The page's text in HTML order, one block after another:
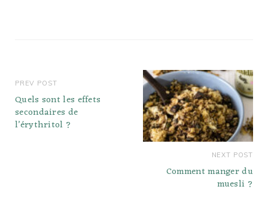
PREV POST
Quels sont les effets
secondaires de
l’érythritol ?
NEXT POST
Comment manger du
muesli ?